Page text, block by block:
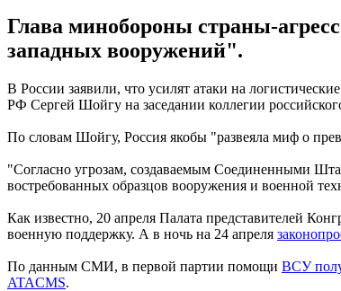
Глава минобороны страны-
западных вооружений".
В России заявили, что усилят атаки на
РФ Сергей Шойгу на заседании коллегии
По словам Шойгу, Россия якобы "развеяла миф о
"Согласно угрозам, создаваемым Соединенными
востребованных образцов вооружения и военной
Как известно, 20 апреля Палата представителей
военную поддержку. А в ночь на 24 апреля
По данным СМИ, в первой партии помощи ВСУ
ATACMS.